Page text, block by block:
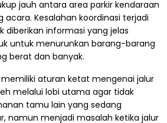
jauh antara area parkir kendaraan
Kesalahan koordinasi terjadi
diberikan informasi yang jelas
untuk menurunkan barang-barang
berat dan banyak.
memiliki aturan ketat mengenai jalur
melalui lobi utama agar tidak
tamu lain yang sedang
namun menjadi masalah ketika jalur